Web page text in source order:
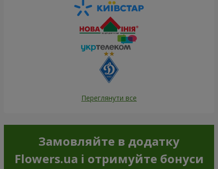
Переглянути все
Замовляйте в додатку
Flowers.ua і отримуйте бонуси